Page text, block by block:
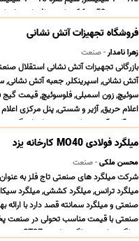
سیم نمره 50 – 16 میلیمتر افشان و خشک زمین ... ...
فروشگاه تجهیزات آتش نشانی
زهرا نامدار- صنعت
بازرگانی تجهیزات آتش نشانی استقلال
آتش نشانی, اسپرینکلر, جعبه آتش
سوئیچ, زون اسمبلی, فلوسوئیچ, قیمت
اعلام حریق, آژیر و شستی, پنل مرکزی اعلام
شیرآلات آتش نشانی, شیر پروانه ای گی
میلگرد فولادی MO40 کارخانه یزد
محسن ملکی- صنعت
شرکت میلگرد های صنعتی تاج فلز به عنوان
میلگرد ترانس, میلگرد کششی, میلگرد
صنعتی و میلگرد سمانته قصد دارد با ارائه
صنعتی با قیمت مناسب تحولی در صنعت
میلگرد ترانس, میلگرد ترانسی ST37 , می ... ...